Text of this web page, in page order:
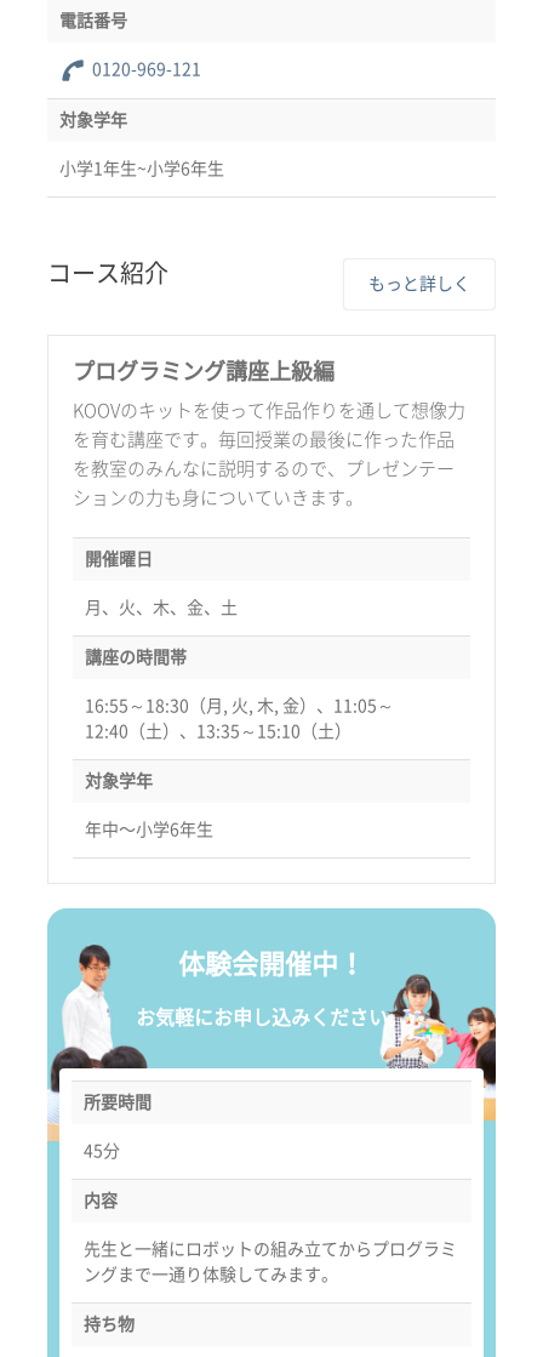
電話番号
0120-969-121
対象学年
小学1年生~小学6年生
コース紹介 もっと詳しく
プログラミング講座上級編
KOOVのキットを使って作品作りを通して想像力
を育む講座です。毎回授業の最後に作った作品
を教室のみんなに説明するので、プレゼンテー
ションの力も身についていきます。
開催曜日
月、火、木、金、土
講座の時間帯
16:55～18:30（月, 火, 木, 金）、11:05～
12:40（土）、13:35～15:10（土）
対象学年
年中〜小学6年生
体験会開催中！
お気軽にお申し込みください。
所要時間
45分
内容
先生と一緒にロボットの組み立てからプログラミ
ングまで一通り体験してみます。
持ち物